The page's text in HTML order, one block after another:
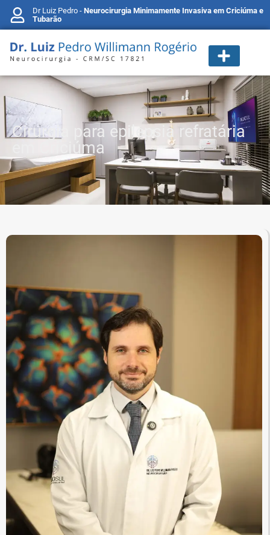
Dr Luiz Pedro - Neurocirurgia Minimamente Invasiva em Criciúma e
Tubarão
Cirurgia para epilepsia refratária
em Criciúma